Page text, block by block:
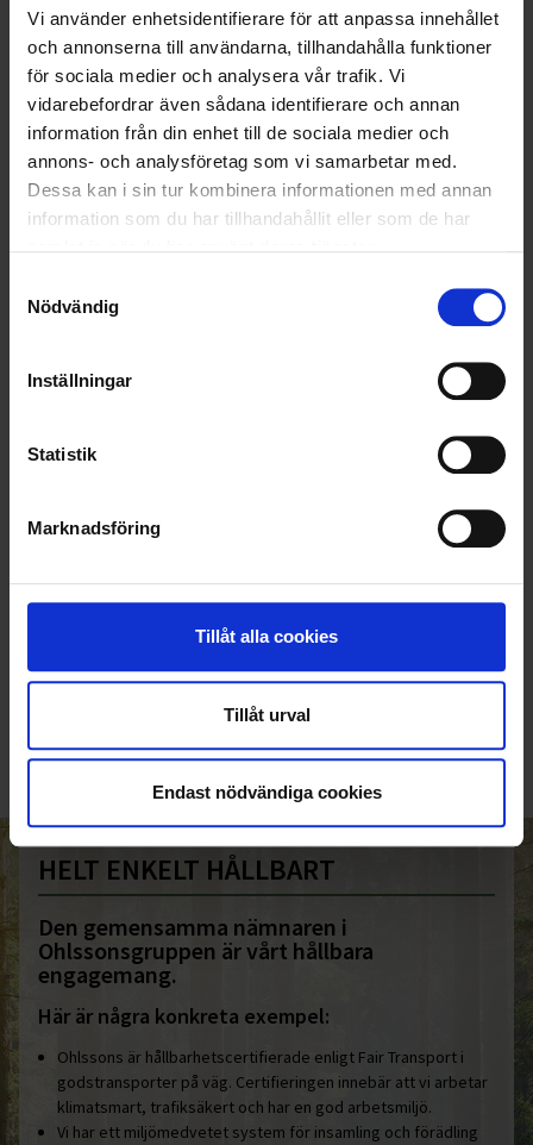
Vi använder enhetsidentifierare för att anpassa innehållet
och annonserna till användarna, tillhandahålla funktioner
för sociala medier och analysera vår trafik. Vi
vidarebefordrar även sådana identifierare och annan
information från din enhet till de sociala medier och
annons- och analysföretag som vi samarbetar med.
Dessa kan i sin tur kombinera informationen med annan
information som du har tillhandahållit eller som de har
Nödvändig
Inställningar
Statistik
Marknadsföring
Tillåt alla cookies
Tillåt urval
Endast nödvändiga cookies
OHLSSONSKOLLEGOR
SAMARBETEN
SOCIALT ANSVAR
010-45 00 200​
HELT ENKELT HÅLLBART
Den gemensamma nämnaren i
Ohlssonsgruppen är vårt hållbara
engagemang.
Här är några konkreta exempel:
Ohlssons är hållbarhetscertifierade enligt Fair Transport i
godstransporter på väg. Certifieringen innebär att vi arbetar
klimatsmart, trafiksäkert och har en god arbetsmiljö.
Vi har ett miljömedvetet system för insamling och förädling